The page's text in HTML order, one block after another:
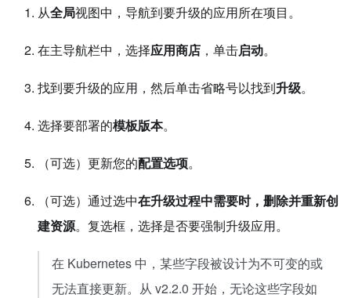
从全局视图中，导航到要升级的应用所在项目。
在主导航栏中，选择应用商店 ，单击启动。
找到要升级的应用，然后单击省略号以找到升级。
选择要部署的模板版本。
（可选）更新您的配置选项。
（可选）通过选中在升级过程中需要时，删除并重新创
建资源。复选框，选择是否要强制升级应用。
在 Kubernetes 中，某些字段被设计为不可变的或
无法直接更新。从 v2.2.0 开始，无论这些字段如